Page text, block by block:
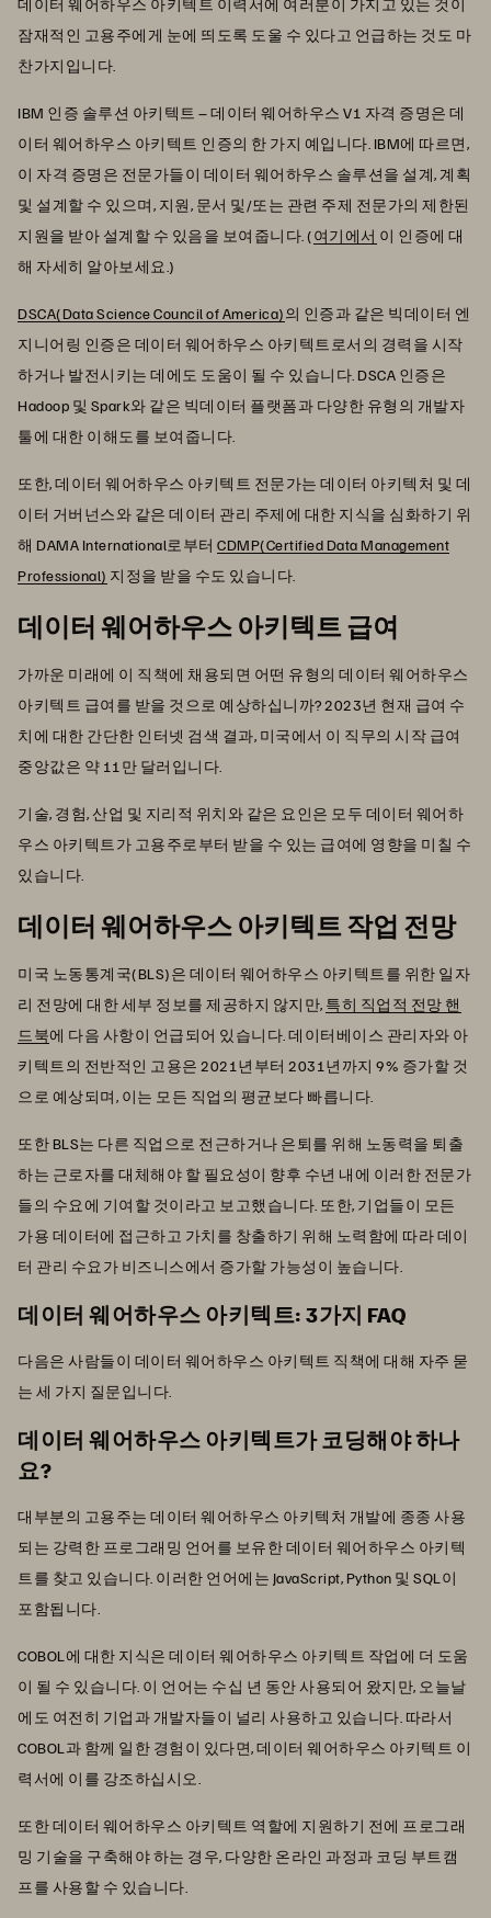
잠재적인 고용주에게 눈에 띄도록 도울 수 있다고 언급하는 것도 마
찬가지입니다.
IBM 인증 솔루션 아키텍트 – 데이터 웨어하우스 V1 자격 증명은 데
이터 웨어하우스 아키텍트 인증의 한 가지 예입니다. IBM에 따르면,
이 자격 증명은 전문가들이 데이터 웨어하우스 솔루션을 설계, 계획
및 설계할 수 있으며, 지원, 문서 및/또는 관련 주제 전문가의 제한된
지원을 받아 설계할 수 있음을 보여줍니다. (여기에서 이 인증에 대
해 자세히 알아보세요.)
DSCA(Data Science Council of America)의 인증과 같은 빅데이터 엔
지니어링 인증은 데이터 웨어하우스 아키텍트로서의 경력을 시작
하거나 발전시키는 데에도 도움이 될 수 있습니다. DSCA 인증은
Hadoop 및 Spark와 같은 빅데이터 플랫폼과 다양한 유형의 개발자
툴에 대한 이해도를 보여줍니다.
또한, 데이터 웨어하우스 아키텍트 전문가는 데이터 아키텍처 및 데
이터 거버넌스와 같은 데이터 관리 주제에 대한 지식을 심화하기 위
해 DAMA International로부터 CDMP(Certified Data Management
Professional) 지정을 받을 수도 있습니다.
데이터 웨어하우스 아키텍트 급여
가까운 미래에 이 직책에 채용되면 어떤 유형의 데이터 웨어하우스
아키텍트 급여를 받을 것으로 예상하십니까? 2023년 현재 급여 수
치에 대한 간단한 인터넷 검색 결과, 미국에서 이 직무의 시작 급여
중앙값은 약 11만 달러입니다.
기술, 경험, 산업 및 지리적 위치와 같은 요인은 모두 데이터 웨어하
우스 아키텍트가 고용주로부터 받을 수 있는 급여에 영향을 미칠 수
있습니다.
데이터 웨어하우스 아키텍트 작업 전망
미국 노동통계국(BLS)은 데이터 웨어하우스 아키텍트를 위한 일자
리 전망에 대한 세부 정보를 제공하지 않지만, 특히 직업적 전망 핸
드북에 다음 사항이 언급되어 있습니다. 데이터베이스 관리자와 아
키텍트의 전반적인 고용은 2021년부터 2031년까지 9% 증가할 것
으로 예상되며, 이는 모든 직업의 평균보다 빠릅니다.
또한 BLS는 다른 직업으로 전근하거나 은퇴를 위해 노동력을 퇴출
하는 근로자를 대체해야 할 필요성이 향후 수년 내에 이러한 전문가
들의 수요에 기여할 것이라고 보고했습니다. 또한, 기업들이 모든
가용 데이터에 접근하고 가치를 창출하기 위해 노력함에 따라 데이
터 관리 수요가 비즈니스에서 증가할 가능성이 높습니다.
데이터 웨어하우스 아키텍트: 3가지 FAQ
다음은 사람들이 데이터 웨어하우스 아키텍트 직책에 대해 자주 묻
는 세 가지 질문입니다.
데이터 웨어하우스 아키텍트가 코딩해야 하나
요?
대부분의 고용주는 데이터 웨어하우스 아키텍처 개발에 종종 사용
되는 강력한 프로그래밍 언어를 보유한 데이터 웨어하우스 아키텍
트를 찾고 있습니다. 이러한 언어에는 JavaScript, Python 및 SQL이
포함됩니다.
COBOL에 대한 지식은 데이터 웨어하우스 아키텍트 작업에 더 도움
이 될 수 있습니다. 이 언어는 수십 년 동안 사용되어 왔지만, 오늘날
에도 여전히 기업과 개발자들이 널리 사용하고 있습니다. 따라서
COBOL과 함께 일한 경험이 있다면, 데이터 웨어하우스 아키텍트 이
력서에 이를 강조하십시오.
또한 데이터 웨어하우스 아키텍트 역할에 지원하기 전에 프로그래
밍 기술을 구축해야 하는 경우, 다양한 온라인 과정과 코딩 부트캠
프를 사용할 수 있습니다.